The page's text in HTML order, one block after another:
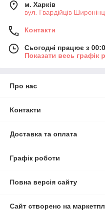
м. Харків
вул. Гвардійців
Контакти
Сьогодні працює з
Показати весь графік
Про нас
Контакти
Доставка та оплата
Графік роботи
Повна версія сайту
Сайт створено на